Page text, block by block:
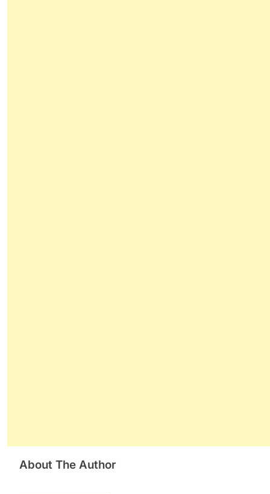
About The Author